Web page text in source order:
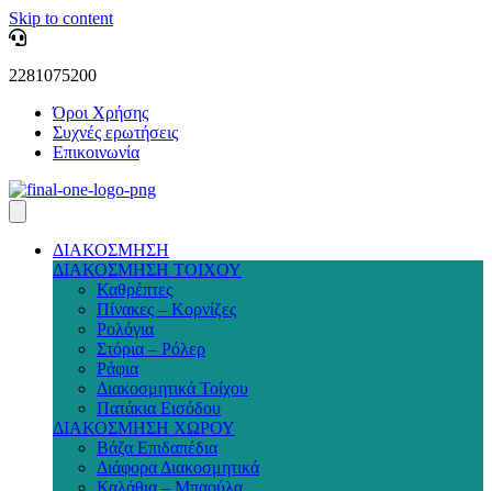
Skip to content
2281075200
Όροι Χρήσης
Συχνές ερωτήσεις
Επικοινωνία
ΔΙΑΚΟΣΜΗΣΗ
ΔΙΑΚΟΣΜΗΣΗ ΤΟΙΧΟΥ
Καθρέπτες
Πίνακες – Κορνίζες
Ρολόγια
Στόρια – Ρόλερ
Ράφια
Διακοσμητικά Τοίχου
Πατάκια Εισόδου
ΔΙΑΚΟΣΜΗΣΗ ΧΩΡΟΥ
Βάζα Επιδαπέδια
Διάφορα Διακοσμητικά
Καλάθια – Μπαούλα